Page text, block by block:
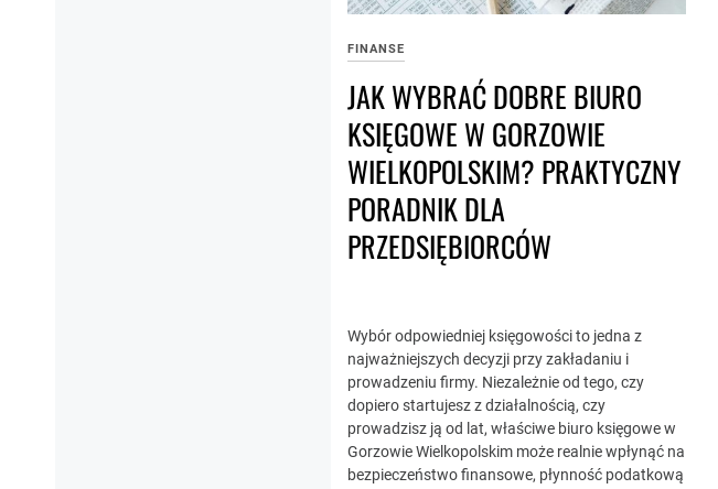
FINANSE
JAK WYBRAĆ DOBRE BIURO
KSIĘGOWE W GORZOWIE
WIELKOPOLSKIM? PRAKTYCZNY
PORADNIK DLA
PRZEDSIĘBIORCÓW
Wybór odpowiedniej księgowości to jedna z
najważniejszych decyzji przy zakładaniu i
prowadzeniu firmy. Niezależnie od tego, czy
dopiero startujesz z działalnością, czy
prowadzisz ją od lat, właściwe biuro księgowe w
Gorzowie Wielkopolskim może realnie wpłynąć na
bezpieczeństwo finansowe, płynność podatkową